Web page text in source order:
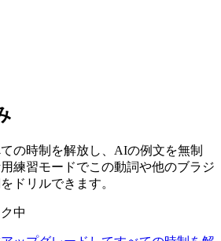
の時制を解放し、AIの例文を無制
練習モードでこの動詞や他のブラジ
ドリルできます。
中